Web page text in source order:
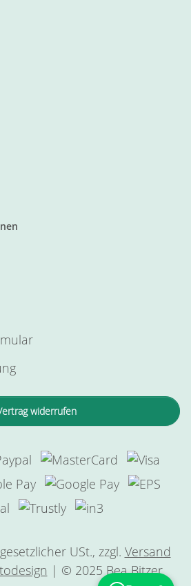
widerrufen
USt., zzgl. Versand
| © 2025 Bea Bitzer